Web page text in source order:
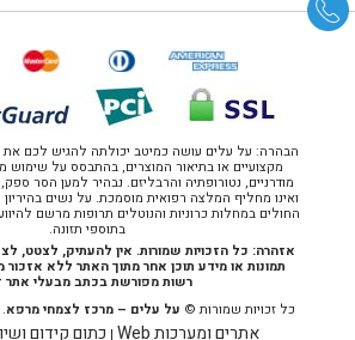
הבהרה: על עלים עושה כמיטב יכולתה להגיש לכם
מקצועיים או בתיאור המוצרים, בהתבסס על שימוש
מודרניים, נטורופתיה והרבליזם. נבהיר למען הסר ספק,
ואינו מחליף המלצה רפואית מוסמכת. על נשים בהיריון
החולים במחלות כרוניות והנוטלים תרופות מרשם
בתוספי תזונה.
אזהרה: כל הזכויות שמורות. אין להעתיק, לצטט,
תמונות או מידע תוכן אחר מתוך האתר ללא
רשות מפורשת בכתב מבעלי אתר
כל זכויות שמורות © על עלים – מרכז לצמחי מרפא
אתרים ומערכות Web
| כתום קידום